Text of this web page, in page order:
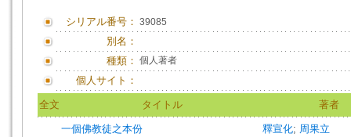
シリアル番号： 39085
別名：
種類： 個人著者
個人サイト：
全文 タイトル 著者
一個佛教徒之本份 釋宣化; 周果立